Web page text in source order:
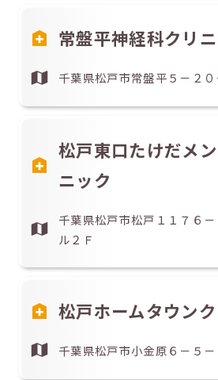
常盤平神経科クリ
千葉県松戸市常盤平５－２０
松戸東口たけだメ
ニック
千葉県松戸市松戸１１７６
ル２Ｆ
松戸ホームタウン
千葉県松戸市小金原６－５－